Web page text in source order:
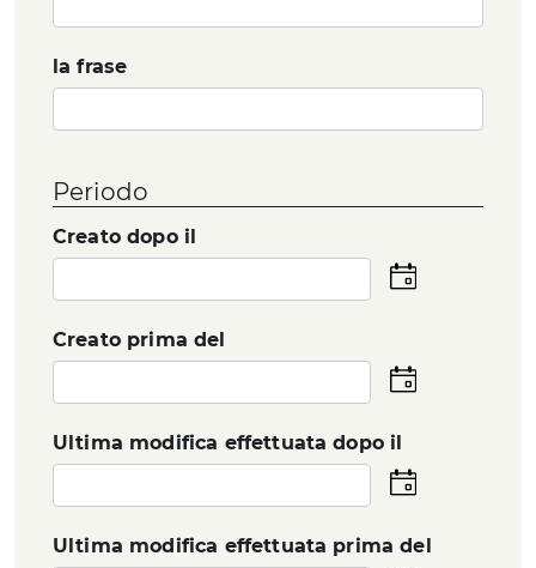
la frase
Periodo
Creato dopo il
Seleziona
la
Creato prima del
Seleziona
la
Ultima modifica effettuata dopo il
Seleziona
la
Ultima modifica effettuata prima del